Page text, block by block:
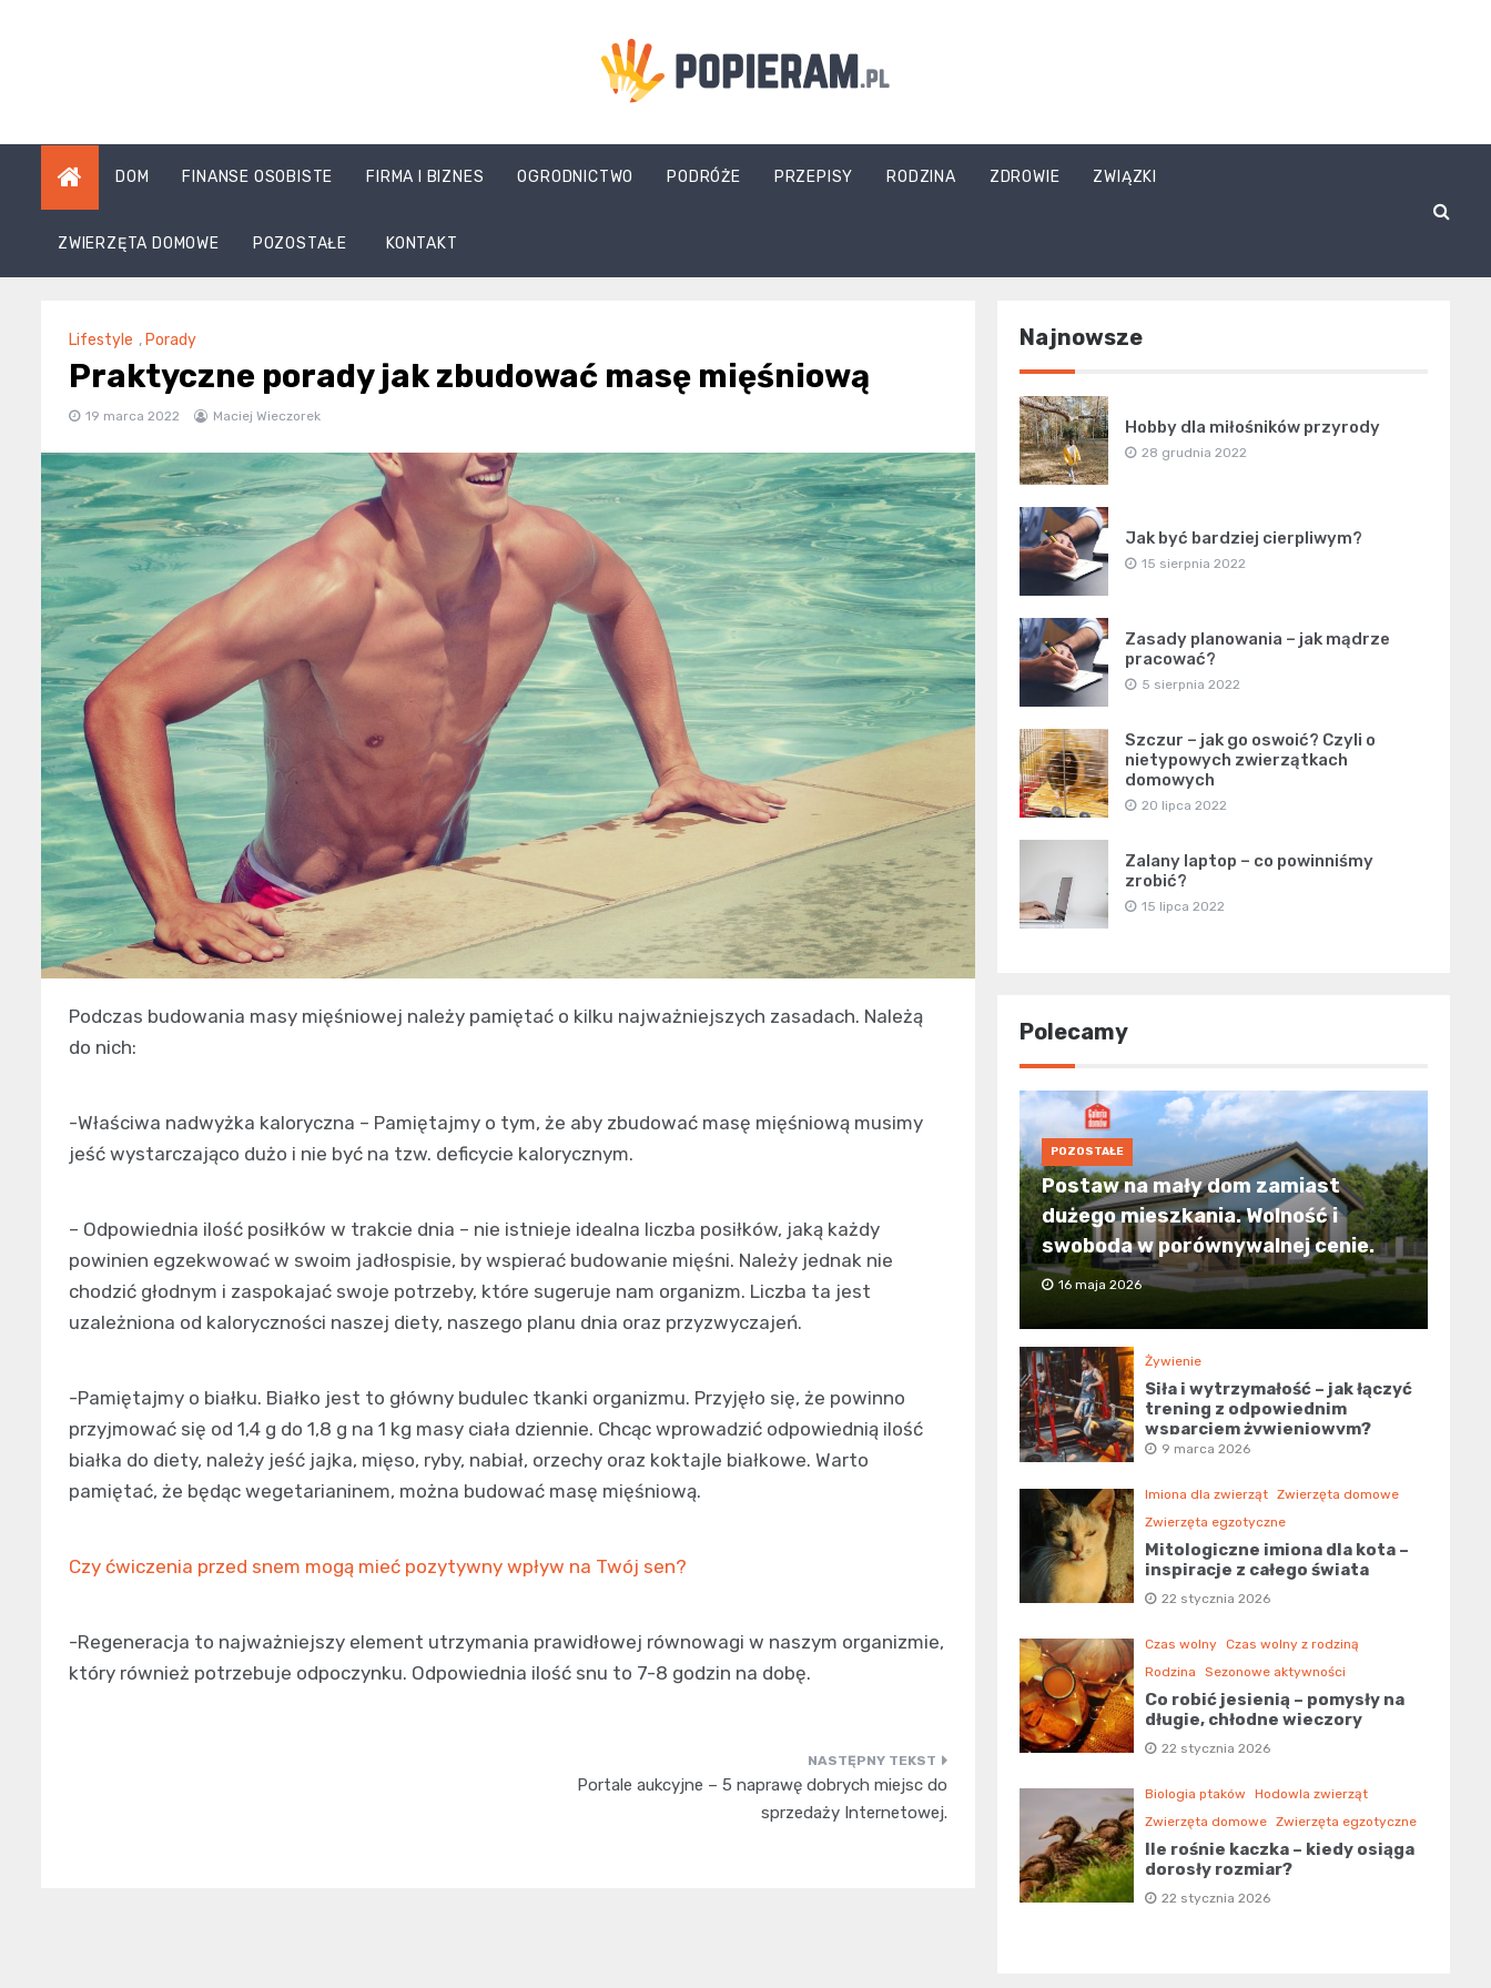
Popieram.pl
DOM FINANSE OSOBISTE FIRMA I BIZNES OGRODNICTWO PODRÓŻE PRZEPISY RODZINA ZDROWIE ZWIĄZKI
ZWIERZĘTA DOMOWE POZOSTAŁE KONTAKT
Lifestyle , Porady
Praktyczne porady jak zbudować masę mięśniową
19 marca 2022 Maciej Wieczorek
Podczas budowania masy mięśniowej należy pamiętać o kilku najważniejszych zasadach. Należą
do nich:
-Właściwa nadwyżka kaloryczna – Pamiętajmy o tym, że aby zbudować masę mięśniową musimy
jeść wystarczająco dużo i nie być na tzw. deficycie kalorycznym.
– Odpowiednia ilość posiłków w trakcie dnia – nie istnieje idealna liczba posiłków, jaką każdy
powinien egzekwować w swoim jadłospisie, by wspierać budowanie mięśni. Należy jednak nie
chodzić głodnym i zaspokajać swoje potrzeby, które sugeruje nam organizm. Liczba ta jest
uzależniona od kaloryczności naszej diety, naszego planu dnia oraz przyzwyczajeń.
-Pamiętajmy o białku. Białko jest to główny budulec tkanki organizmu. Przyjęło się, że powinno
przyjmować się od 1,4 g do 1,8 g na 1 kg masy ciała dziennie. Chcąc wprowadzić odpowiednią ilość
białka do diety, należy jeść jajka, mięso, ryby, nabiał, orzechy oraz koktajle białkowe. Warto
pamiętać, że będąc wegetarianinem, można budować masę mięśniową.
Czy ćwiczenia przed snem mogą mieć pozytywny wpływ na Twój sen?
-Regeneracja to najważniejszy element utrzymania prawidłowej równowagi w naszym organizmie,
który również potrzebuje odpoczynku. Odpowiednia ilość snu to 7-8 godzin na dobę.
Portale aukcyjne – 5 naprawę dobrych miejsc do
sprzedaży Internetowej.
Najnowsze
Hobby dla miłośników przyrody
28 grudnia 2022
Jak być bardziej cierpliwym?
15 sierpnia 2022
Zasady planowania – jak mądrze
pracować?
5 sierpnia 2022
Szczur – jak go oswoić? Czyli o
nietypowych zwierzątkach
domowych
20 lipca 2022
Zalany laptop – co powinniśmy
zrobić?
15 lipca 2022
Polecamy
POZOSTAŁE
Postaw na mały dom zamiast
dużego mieszkania. Wolność i
swoboda w porównywalnej cenie.
16 maja 2026
Żywienie
Siła i wytrzymałość – jak łączyć
trening z odpowiednim
wsparciem żywieniowym?
9 marca 2026
Imiona dla zwierząt Zwierzęta domowe
Zwierzęta egzotyczne
Mitologiczne imiona dla kota –
inspiracje z całego świata
22 stycznia 2026
Czas wolny Czas wolny z rodziną
Rodzina
Sezonowe aktywności
Co robić jesienią – pomysły na
długie, chłodne wieczory
22 stycznia 2026
Biologia ptaków
Hodowla zwierząt
Zwierzęta domowe Zwierzęta egzotyczne
Ile rośnie kaczka – kiedy osiąga
dorosły rozmiar?
22 stycznia 2026